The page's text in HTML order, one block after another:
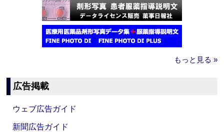
もっと見る »
広告掲載
ウェブ広告ガイド
新聞広告ガイド